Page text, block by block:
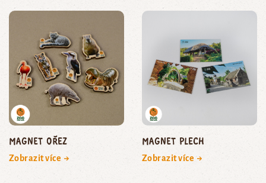
Magnet ořez
Zobrazit více →
Magnet plech
Zobrazit více →